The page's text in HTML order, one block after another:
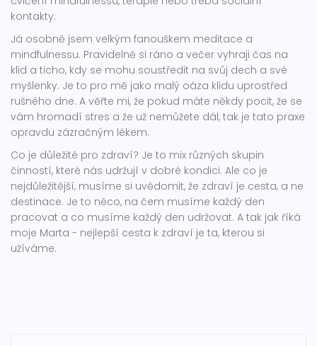
kontakty.
Já osobně jsem velkým fanouškem meditace a
mindfulnessu. Pravidelně si ráno a večer vyhraji čas na
klid a ticho, kdy se mohu soustředit na svůj dech a své
myšlenky. Je to pro mě jako malý oáza klidu uprostřed
rušného dne. A věřte mi, že pokud máte někdy pocit, že se
vám hromadí stres a že už nemůžete dál, tak je tato praxe
opravdu zázračným lékem.
Co je důležité pro zdraví? Je to mix různých skupin
činností, které nás udržují v dobré kondici. Ale co je
nejdůležitější, musíme si uvědomit, že zdraví je cesta, a ne
destinace. Je to něco, na čem musíme každý den
pracovat a co musíme každý den udržovat. A tak jak říká
moje Marta - nejlepší cesta k zdraví je ta, kterou si
užíváme.